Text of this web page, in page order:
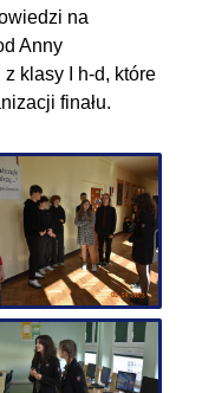
na
Anny
klasy I h-d, które
finału.